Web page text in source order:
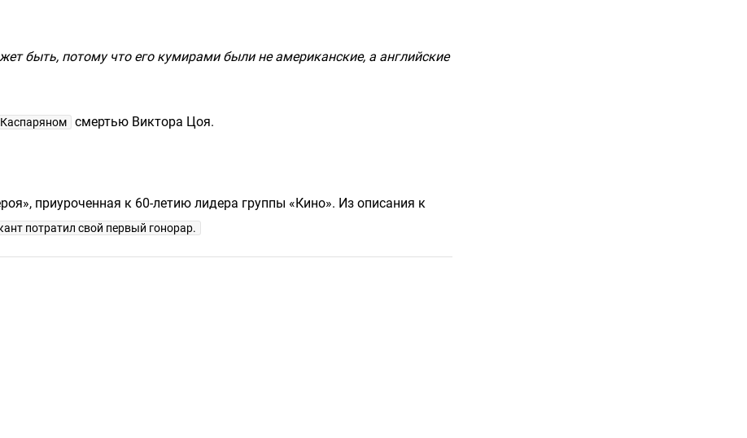
быть, потому что его кумирами были не американские, а английские
смертью Виктора Цоя.
приуроченная к 60-летию лидера группы «Кино». Из описания к
потратил свой первый гонорар.